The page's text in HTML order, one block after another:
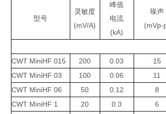
型号
灵敏度
(mV/A)
峰值
电流
(kA)
噪声
(mVp-
CWT MiniHF 015
200 0.03 15
CWT MiniHF 03
100 0.06 11
CWT MiniHF 06
50 0.12 8
CWT MiniHF 1
20 0.3 6